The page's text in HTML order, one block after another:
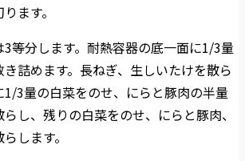
ます。
3等分します。耐熱容器の底一面に1/3量
詰めます。長ねぎ、生しいたけを散ら
1/3量の白菜をのせ、にらと豚肉の半量
し、残りの白菜をのせ、にらと豚肉、
します。